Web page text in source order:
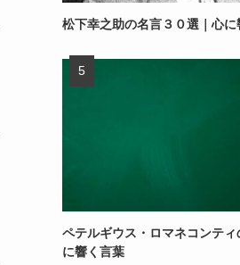
松下幸之助の名言３０選｜心に
ペテルギウス・ロマネコンテ
に響く言葉